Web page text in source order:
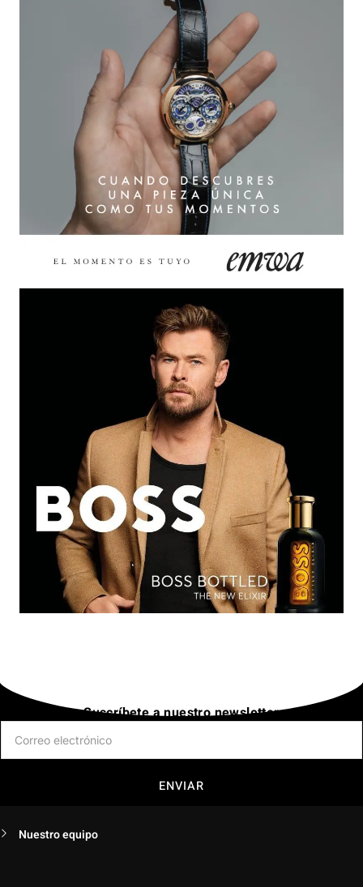
Suscríbete a nuestro newsletter
ENVIAR
Nuestro equipo